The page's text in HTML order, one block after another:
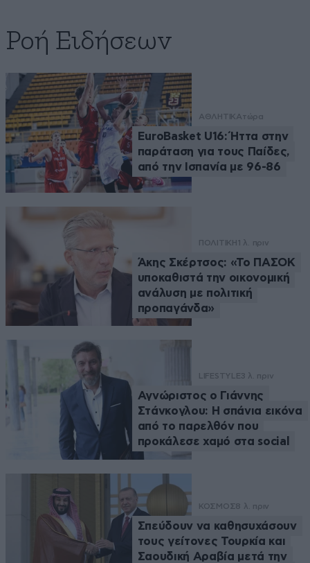
Ροή Ειδήσεων
ΑΘΛΗΤΙΚΑτώρα
EuroBasket U16: Ήττα στην
παράταση για τους Παίδες,
από την Ισπανία με 96-86
ΠΟΛΙΤΙΚΗ 1 λ. πριν
Άκης Σκέρτσος: «Το ΠΑΣΟΚ
υποκαθιστά την οικονομική
ανάλυση με πολιτική
προπαγάνδα»
LIFESTYLE3 λ. πριν
Αγνώριστος ο Γιάννης
Στάνκογλου: Η σπάνια εικόνα
από το παρελθόν που
προκάλεσε χαμό στα social
ΚΟΣΜΟΣ8 λ. πριν
Σπεύδουν να καθησυχάσουν
τους γείτονες Τουρκία και
Σαουδική Αραβία μετά την